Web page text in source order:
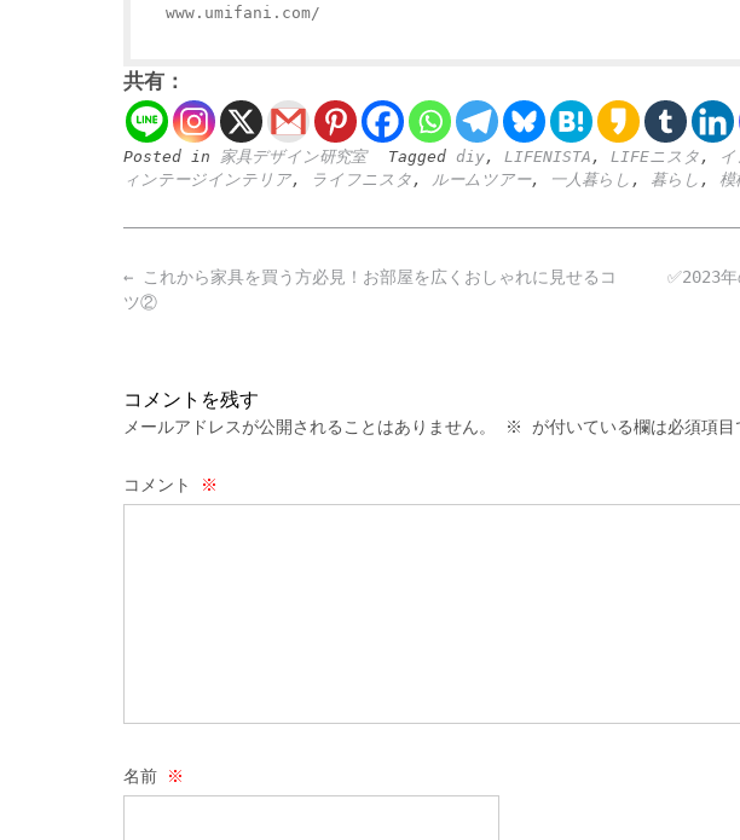
www.umifani.com/
共有：
Posted in 家具デザイン研究室 Tagged diy, LIFENISTA , LIFEニスタ ,
ィンテージインテリア, ライフニスタ , ルームツアー, 一人暮らし , 暮らし , 模
Post
navigation
✅2023
← これから家具を買う方必見！お部屋を広くおしゃれに見せるコ
ツ②
コメントを残す
メールアドレスが公開されることはありません。 ※ が付いている欄は必須項目
コメント ※
名前 ※